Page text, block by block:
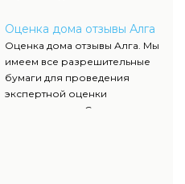
отображение и сканы можно
отыскать в разделе нашего
сайта.
Оценка дома отзывы Алга
Оценка дома отзывы Алга. Мы
имеем все разрешительные
бумаги для проведения
экспертной оценки
недвижимости. Список данных